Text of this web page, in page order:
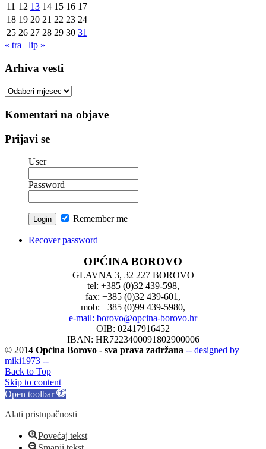
11 12 13 14 15 16 17
18 19 20 21 22 23 24
25 26 27 28 29 30 31
« tra
lip »
Arhiva vesti
Arhiva
Komentari na objave
Prijavi se
User
Password
Remember me
Recover password
OPĆINA BOROVO
GLAVNA 3, 32 227 BOROVO
tel: +385 (0)32 439-598,
fax: +385 (0)32 439-601,
mob: +385 (0)99 439-5980,
e-mail: borovo@opcina-borovo.hr
OIB: 02417916452
IBAN: HR7223400091802900006
© 2014 Općina Borovo - sva prava zadržana -- designed by
miki1973 --
Back to Top
Skip to content
Open toolbar
Alati pristupačnosti
Povećaj tekst